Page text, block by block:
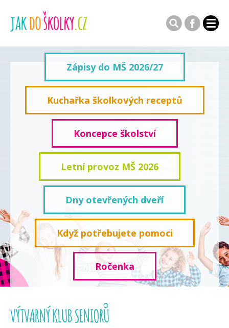
Zápisy do MŠ 2026/27
Kuchařka školkových receptů
Koncepce školství
Letní provoz MŠ 2026
Dny otevřených dveří
Když potřebujete pomoci
Ročenka
VÝTVARNÝ KLUB SENIORŮ